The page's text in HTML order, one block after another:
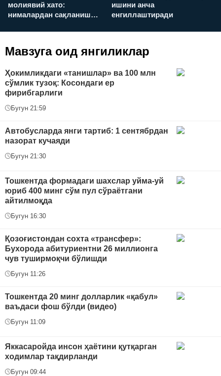
молиявий хато:
нималардан сақланиш
ишини анча
енгиллаштиради
Мавзуга оид янгиликлар
Ҳокимликдаги «танишлар» ва 100 млн
сўмлик тузоқ: Косондаги ер
фирибгарлиги
Бугун 21:59
Автобусларда янги тартиб: 1 сентябрдан
назорат кучаяди
Бугун 21:30
Тошкентда формадаги шахслар уйма-уй
юриб 400 минг сўм пул сўраётгани
айтилмоқда
Бугун 16:30
Қозоғистондан сохта «трансфер»:
Бухорода абитуриентни 26 миллионга
чув туширмоқчи бўлишди
Бугун 11:26
Тошкентда 20 минг долларлик «қабул»
ваъдаси фош бўлди (видео)
Бугун 11:09
Яккасаройда инсон ҳаётини қутқарган
ходимлар тақдирланди
Бугун 09:44